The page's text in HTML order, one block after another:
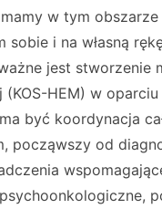
w tym
sobie i na własną
jest stworzenie
HEM) w
być koordynacja
począwszy od